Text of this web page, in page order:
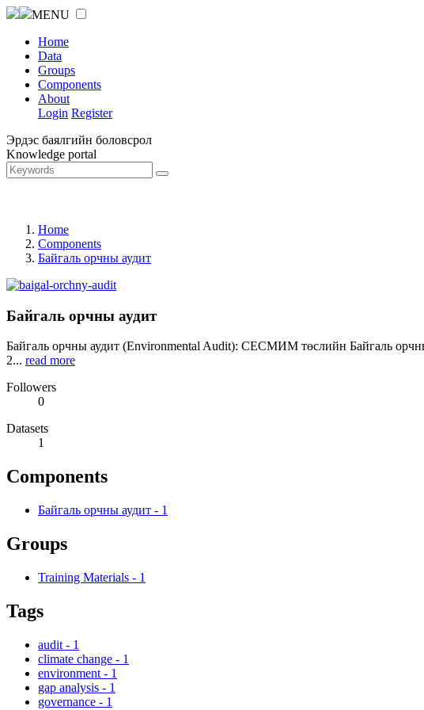
MENU
Home
Data
Groups
Components
About
Login Register
Эрдэс баялгийн боловсрол
Knowledge portal
Home
Components
Байгаль орчны аудит
Байгаль орчны аудит
Байгаль орчны аудит (Environmental Audit): СЕСМИМ төслийн Байгаль
2... read more
Followers
0
Datasets
1
Components
Байгаль орчны аудит - 1
Groups
Training Materials - 1
Tags
audit - 1
climate change - 1
environment - 1
gap analysis - 1
governance - 1